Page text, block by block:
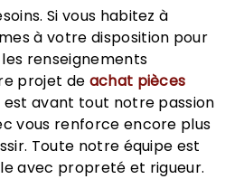
Si vous habitez à
à votre disposition pour
renseignements
projet de achat pièces
avant tout notre passion
vous renforce encore plus
Toute notre équipe est
avec propreté et rigueur.